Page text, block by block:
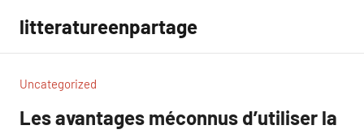
contenu
litteratureenpartage
Uncategorized
Les avantages méconnus d’utiliser la